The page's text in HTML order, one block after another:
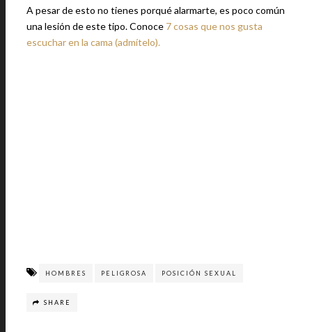
A pesar de esto no tienes porqué alarmarte, es poco común
una lesión de este tipo. Conoce 7 cosas que nos gusta
escuchar en la cama (admítelo).
HOMBRES PELIGROSA POSICIÓN SEXUAL
SHARE